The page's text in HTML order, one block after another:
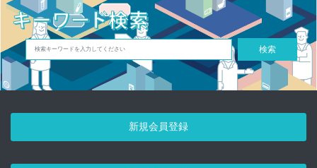
検索
新規会員登録